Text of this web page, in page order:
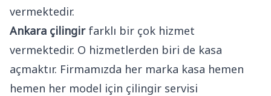
vermektedir.
Ankara çilingirfarklı bir çok hizmet
vermektedir. O hizmetlerden biri de kasa
açmaktır. Firmamızda her marka kasa hemen
hemen her model için çilingir servisi